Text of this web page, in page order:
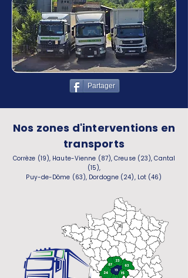
Partager
Nos zones d'interventions en
transports
Corrèze (19), Haute-Vienne (87), Creuse (23), Cantal
(15),
Puy-de-Dôme (63), Dordogne (24), Lot (46)